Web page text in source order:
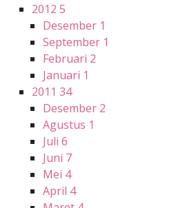
2012 5
Desember 1
September 1
Februari 2
Januari 1
2011 34
Desember 2
Agustus 1
Juli 6
Juni 7
Mei 4
April 4